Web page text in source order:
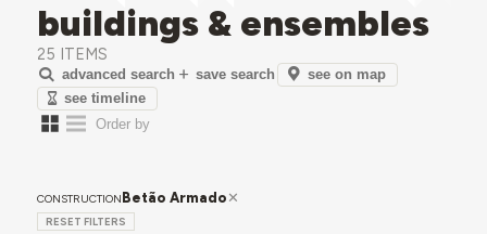
buildings & ensembles
25 ITEMS
advanced search save search
see on map
see timeline
CONSTRUCTION Betão Armado
RESET FILTERS